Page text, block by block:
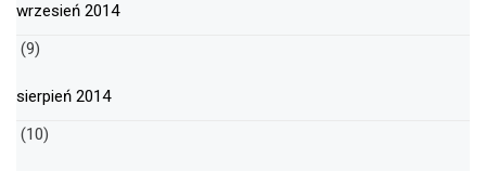
wrzesień 2014
(9)
sierpień 2014
(10)